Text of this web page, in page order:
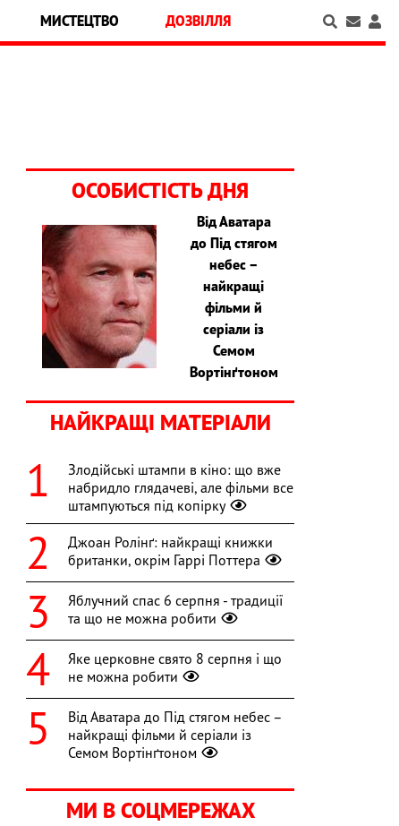
МИСТЕЦТВО ДОЗВІЛЛЯ
ОСОБИСТІСТЬ ДНЯ
Від Аватара
до Під стягом
небес –
найкращі
фільми й
серіали із
Семом
Вортінґтоном
НАЙКРАЩІ МАТЕРІАЛИ
Злодійські штампи в кіно: що вже
набридло глядачеві, але фільми все
штампуються під копірку
Джоан Ролінґ: найкращі книжки
британки, окрім Гаррі Поттера
Яблучний спас 6 серпня - традиції
та що не можна робити
Яке церковне свято 8 серпня і що
не можна робити
Від Аватара до Під стягом небес –
найкращі фільми й серіали із
Семом Вортінґтоном
МИ В СОЦМЕРЕЖАХ